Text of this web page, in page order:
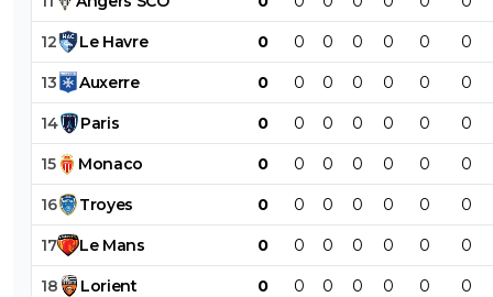
12 Le Havre 0 0 0 0 0 0 0
13 Auxerre 0 0 0 0 0 0 0
14 Paris 0 0 0 0 0 0 0
15 Monaco 0 0 0 0 0 0 0
16 Troyes 0 0 0 0 0 0 0
17 Le Mans 0 0 0 0 0 0 0
18 Lorient 0 0 0 0 0 0 0